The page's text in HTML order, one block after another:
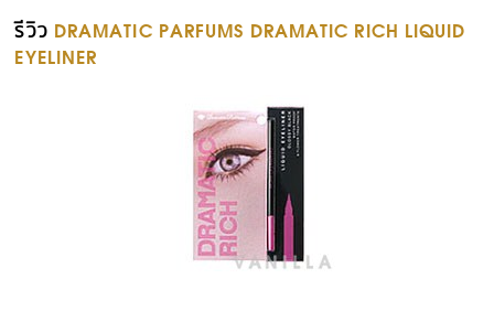
รีวิว DRAMATIC PARFUMS DRAMATIC RICH LIQUID
EYELINER